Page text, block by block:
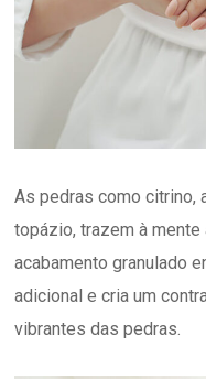
As pedras como citrino,
topázio, trazem à
acabamento granulado
adicional e cria um
vibrantes das pedras.